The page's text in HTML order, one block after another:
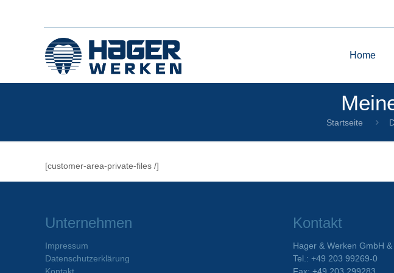
Home
Startseite
[customer-area-private-files /]
Unternehmen
Impressum
Datenschutzerklärung
Kontakt
Hager & Werken GmbH &
Tel.: +49 203 99269-0